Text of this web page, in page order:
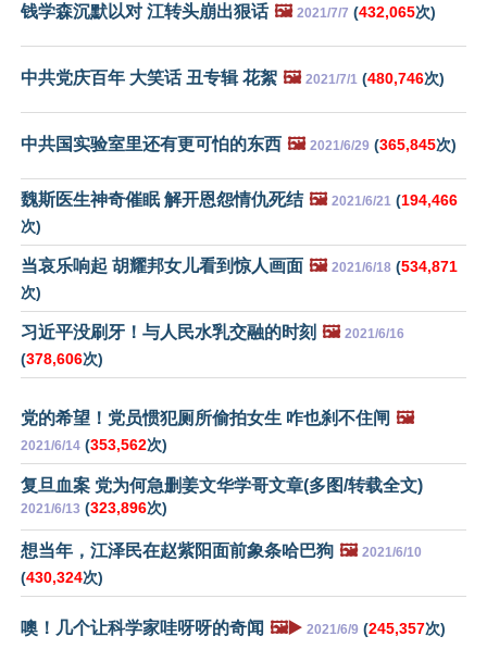
钱学森沉默以对 江转头崩出狠话 🖼️ 2021/7/7 (432,065次)
中共党庆百年 大笑话 丑专辑 花絮 🖼️ 2021/7/1 (480,746次)
中共国实验室里还有更可怕的东西 🖼️ 2021/6/29 (365,845次)
魏斯医生神奇催眠 解开恩怨情仇死结 🖼️ 2021/6/21 (194,466
次)
当哀乐响起 胡耀邦女儿看到惊人画面 🖼️ 2021/6/18 (534,871
次)
习近平没刷牙！与人民水乳交融的时刻 🖼️ 2021/6/16
(378,606次)
党的希望！党员惯犯厕所偷拍女生 咋也刹不住闸 🖼️
2021/6/14 (353,562次)
复旦血案 党为何急删姜文华学哥文章(多图/转载全文)
2021/6/13 (323,896次)
想当年，江泽民在赵紫阳面前象条哈巴狗 🖼️ 2021/6/10
(430,324次)
噢！几个让科学家哇呀呀的奇闻 🖼️▶️ 2021/6/9 (245,357次)